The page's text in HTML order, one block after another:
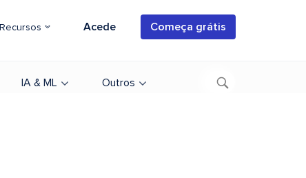
Recursos Acede Começa grátis
IA & ML Outros